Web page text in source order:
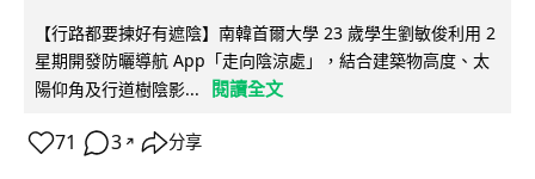
【行路都要揀好有遮陰】南韓首爾大學 23 歲學生劉敏俊利用 2
星期開發防曬導航 App「走向陰涼處」，結合建築物高度、太
陽仰角及行道樹陰影...
閱讀全文
71 3 ↗ 分享